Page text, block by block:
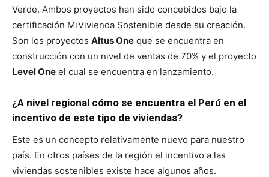
Verde. Ambos proyectos han sido concebidos bajo la
certificación MiVivienda Sostenible desde su creación.
Son los proyectos Altus One que se encuentra en
construcción con un nivel de ventas de 70% y el proyecto
Level One el cual se encuentra en lanzamiento.
¿A nivel regional cómo se encuentra el Perú en el
incentivo de este tipo de viviendas?
Este es un concepto relativamente nuevo para nuestro
país. En otros países de la región el incentivo a las
viviendas sostenibles existe hace algunos años.